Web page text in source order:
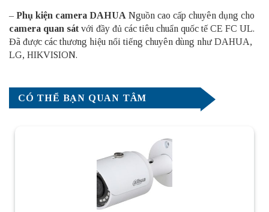
– Phụ kiện camera DAHUA Nguồn cao cấp chuyên dụng cho
camera quan sát với đầy đủ các tiêu chuẩn quốc tế CE FC UL.
Đã được các thương hiệu nổi tiếng chuyên dùng như DAHUA,
LG, HIKVISION.
CÓ THỂ BẠN QUAN TÂM